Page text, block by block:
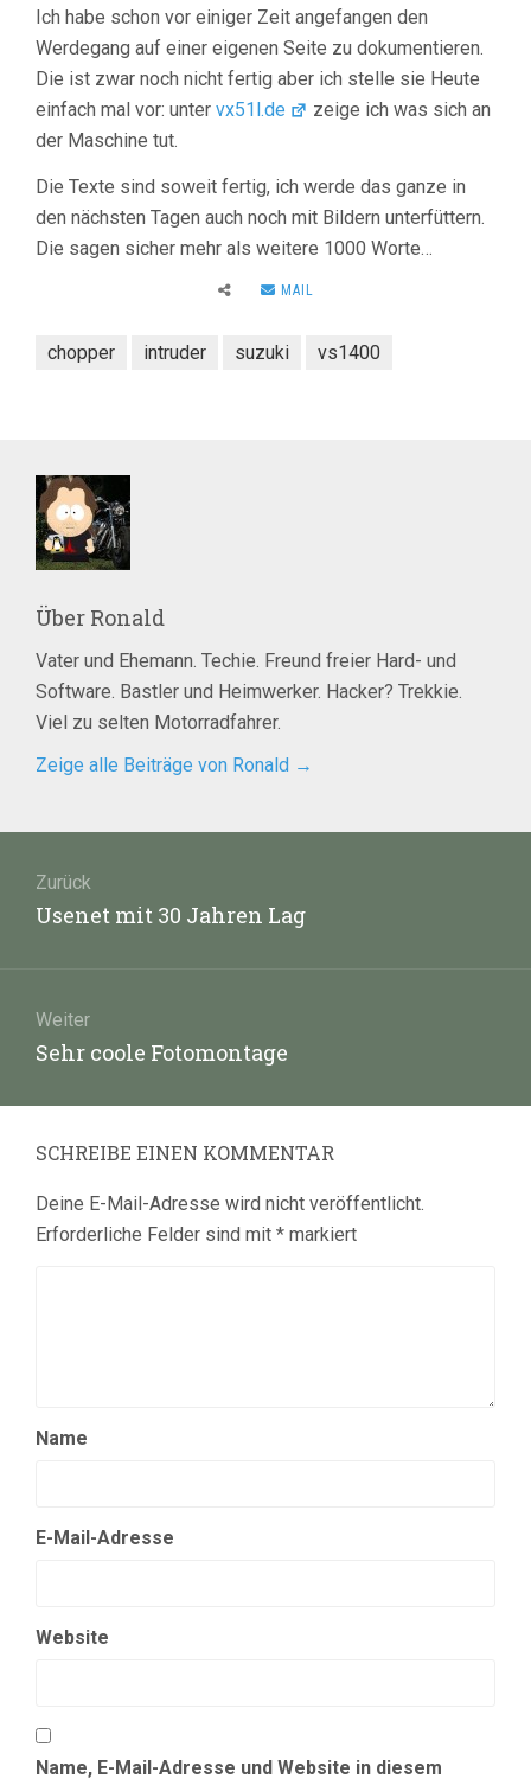
Ich habe schon vor einiger Zeit angefangen den
Werdegang auf einer eigenen Seite zu dokumentieren.
Die ist zwar noch nicht fertig aber ich stelle sie Heute
einfach mal vor: unter vx51l.de
zeige ich was sich an
der Maschine tut.
Die Texte sind soweit fertig, ich werde das ganze in
den nächsten Tagen auch noch mit Bildern unterfüttern.
Die sagen sicher mehr als weitere 1000 Worte…
MAIL
chopper intruder suzuki vs1400
Über Ronald
Vater und Ehemann. Techie. Freund freier Hard- und
Software. Bastler und Heimwerker. Hacker? Trekkie.
Viel zu selten Motorradfahrer.
Zeige alle Beiträge von Ronald →
Zurück
Vorheriger
Usenet mit 30 Jahren Lag
Weiter
Nächster
Sehr coole Fotomontage
SCHREIBE EINEN KOMMENTAR
Deine E-Mail-Adresse wird nicht veröffentlicht.
Erforderliche Felder sind mit * markiert
Name
E-Mail-Adresse
Website
Name, E-Mail-Adresse und Website in diesem